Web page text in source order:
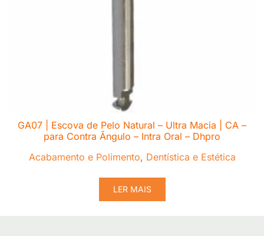
GA07 | Escova de Pelo Natural – Ultra Macia | CA –
para Contra Ângulo – Intra Oral – Dhpro
Acabamento e Polimento, Dentística e Estética
LER MAIS